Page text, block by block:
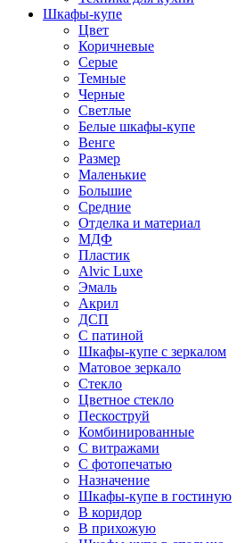
Шкафы-купе
Цвет
Коричневые
Серые
Темные
Черные
Светлые
Белые шкафы-купе
Венге
Размер
Маленькие
Большие
Средние
Отделка и материал
МДФ
Пластик
Alvic Luxe
Эмаль
Акрил
ДСП
С патиной
Шкафы-купе с зеркалом
Матовое зеркало
Стекло
Цветное стекло
Пескоструй
Комбинированные
С витражами
С фотопечатью
Назначение
Шкафы-купе в гостиную
В коридор
В прихожую